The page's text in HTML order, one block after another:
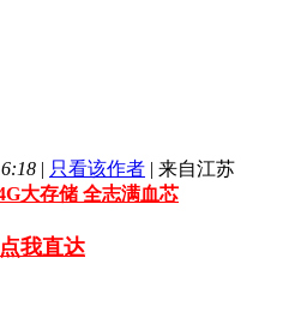
| 只看该作者 | 来自江苏
大存储 全志满血芯
我直达